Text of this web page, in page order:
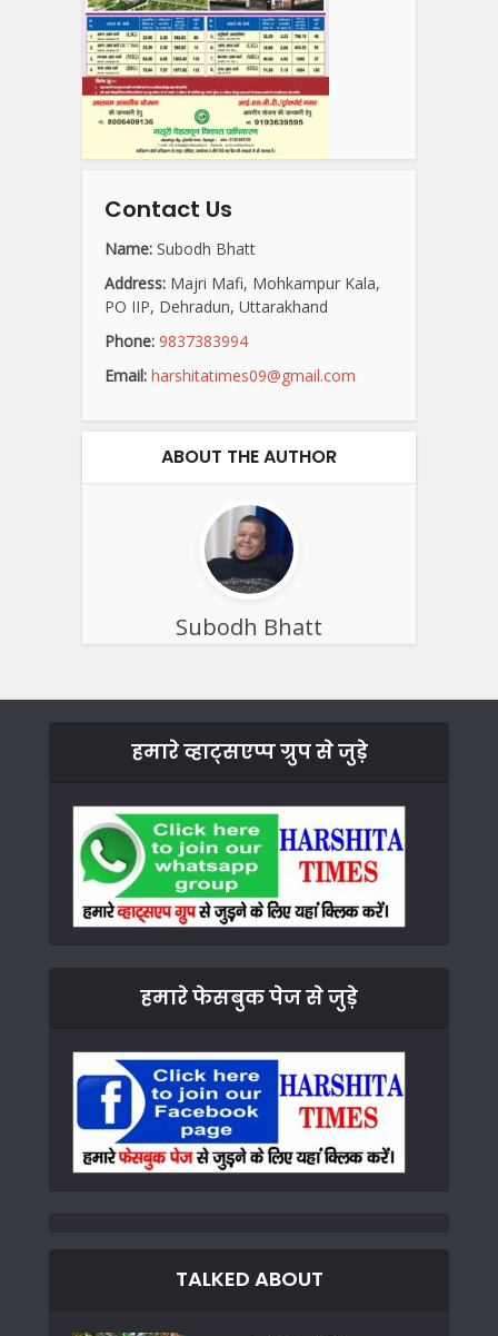
Contact Us
Name: Subodh Bhatt
Address: Majri Mafi, Mohkampur Kala,
PO IIP, Dehradun, Uttarakhand
Phone: 9837383994
Email: harshitatimes09@gmail.com
ABOUT THE AUTHOR
Subodh Bhatt
हमारे व्हाट्सएप्प ग्रुप से जुड़े
हमारे फेसबुक पेज से जुड़े
TALKED ABOUT